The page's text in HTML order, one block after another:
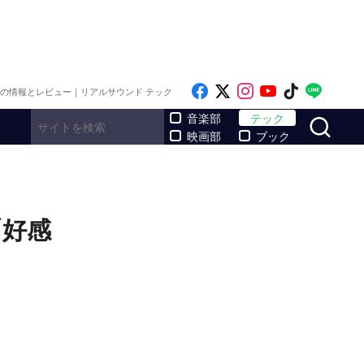
情報とレビュー｜リアルサウンド テック Like on Facebook
Follow on x
Follow on
Follow on
Follow
音楽部
映画部
テック
ブック
感